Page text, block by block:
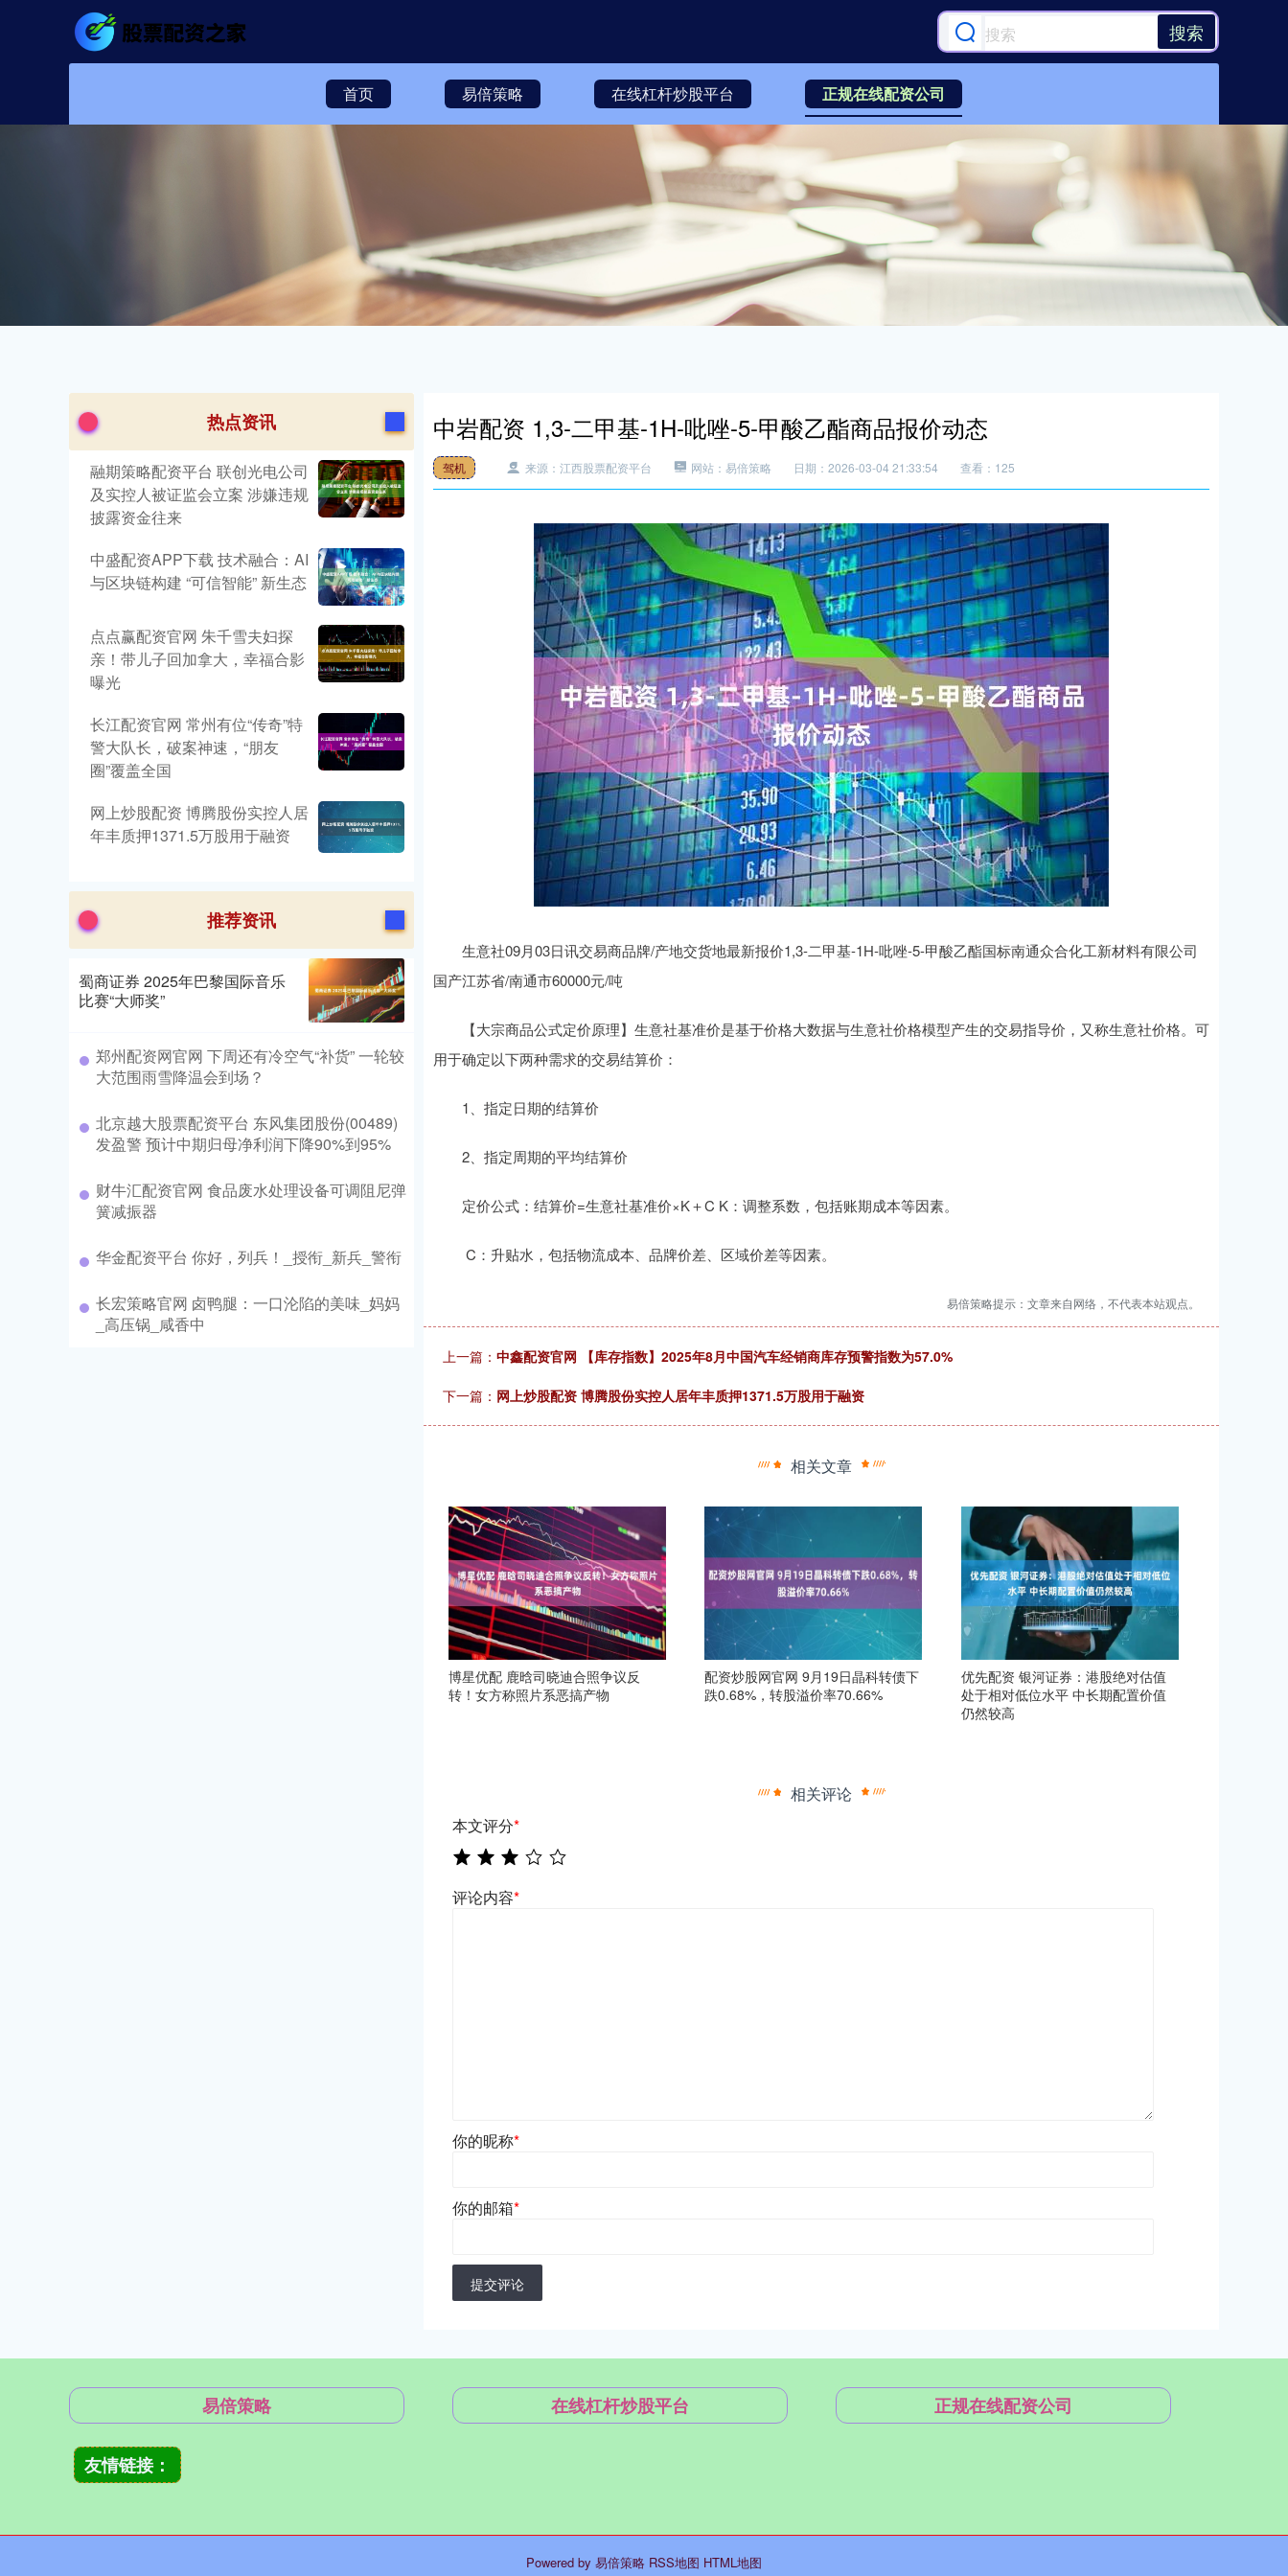
搜索
首页 易倍策略 在线杠杆炒股平台 正规在线配资公司
中岩配资 1,3-二甲基-1H-吡唑-5-甲酸乙酯商品报价动态
驾机 来源：江西股票配资平台 网站：易倍策略 日期：2026-03-04 21:33:54 查看：125
生意社09月03日讯交易商品牌/产地交货地最新报价1,3-二甲基-1H-吡唑-5-甲酸乙酯国标南通众合化工新材料有限公司
国产江苏省/南通市60000元/吨
【大宗商品公式定价原理】生意社基准价是基于价格大数据与生意社价格模型产生的交易指导价，又称生意社价格。可
用于确定以下两种需求的交易结算价：
1、指定日期的结算价
2、指定周期的平均结算价
定价公式：结算价=生意社基准价×K＋C K：调整系数，包括账期成本等因素。
C：升贴水，包括物流成本、品牌价差、区域价差等因素。
易倍策略提示：文章来自网络，不代表本站观点。
上一篇： 中鑫配资官网 【库存指数】2025年8月中国汽车经销商库存预警指数为57.0%
下一篇： 网上炒股配资 博腾股份实控人居年丰质押1371.5万股用于融资
相关文章
博星优配 鹿晗司晓迪合照争议反
转！女方称照片系恶搞产物
配资炒股网官网 9月19日晶科转债下
跌0.68%，转股溢价率70.66%
优先配资 银河证券：港股绝对估值
处于相对低位水平 中长期配置价值
仍然较高
相关评论
本文评分*
评论内容*
你的昵称*
你的邮箱*
提交评论
热点资讯
融期策略配资平台 联创光电公司
及实控人被证监会立案 涉嫌违规
披露资金往来
中盛配资APP下载 技术融合：AI
与区块链构建 “可信智能” 新生态
点点赢配资官网 朱千雪夫妇探
亲！带儿子回加拿大，幸福合影
曝光
长江配资官网 常州有位“传奇”特
警大队长，破案神速，“朋友
圈”覆盖全国
网上炒股配资 博腾股份实控人居
年丰质押1371.5万股用于融资
推荐资讯
蜀商证券 2025年巴黎国际音乐
比赛“大师奖”
郑州配资网官网 下周还有冷空气“补货” 一轮较
大范围雨雪降温会到场？
北京越大股票配资平台 东风集团股份(00489)
发盈警 预计中期归母净利润下降90%到95%
财牛汇配资官网 食品废水处理设备可调阻尼弹
簧减振器
华金配资平台 你好，列兵！_授衔_新兵_警衔
长宏策略官网 卤鸭腿：一口沦陷的美味_妈妈
_高压锅_咸香中
易倍策略 在线杠杆炒股平台 正规在线配资公司
友情链接：
Powered by 易倍策略 RSS地图 HTML地图